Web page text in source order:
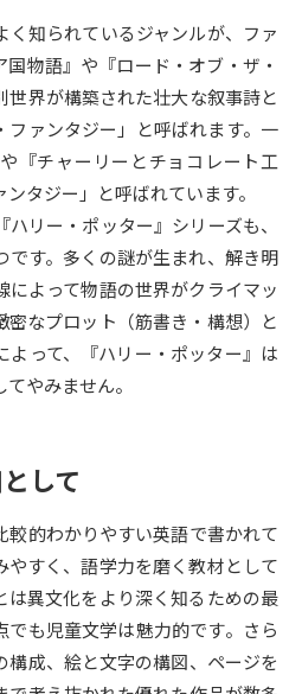
調べる
実施プログラムから探す
夢ナビライブ
資料検索
受験スケジュールを立てよう
テレメール全国一斉進学調査
知られているジャンルが、ファ
物語』や『ロード・オブ・ザ・
世界が構築された壮大な叙事詩と
ファンタジー」と呼ばれます。一
『チャーリーとチョコレート工
タジー」と呼ばれています。
リー・ポッター』シリーズも、
です。多くの謎が生まれ、解き明
によって物語の世界がクライマッ
密なプロット（筋書き・構想）と
よって、『ハリー・ポッター』は
やみません。
して
較的わかりやすい英語で書かれて
やすく、語学力を磨く教材として
は異文化をより深く知るための最
でも児童文学は魅力的です。さら
構成、絵と文字の構図、ページを